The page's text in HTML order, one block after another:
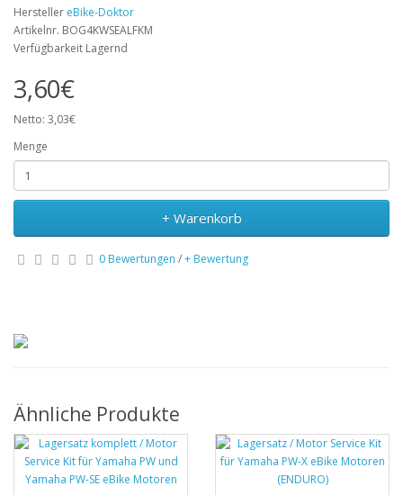
Hersteller eBike-Doktor
Artikelnr. BOG4KWSEALFKM
Verfügbarkeit Lagernd
3,60€
Netto: 3,03€
Menge
+ Warenkorb
0 Bewertungen /+ Bewertung
Ähnliche Produkte